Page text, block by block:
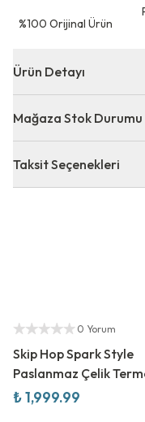
⁠%100 Orijinal Ürün
Ürün Detayı
Mağaza Stok Durumu
Taksit Seçenekleri
0 Yorum
Skip Hop Spark Style
Paslanmaz Çelik
Robot
₺ 1,999.99